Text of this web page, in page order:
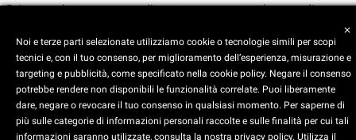
• Reimposta le
cookie
vendita
telecomandi
• Video sorveglianza
Copyright © 2025 CEART | Negozio di elettronica Torino
C.E.A.R.T. Elettronica
close
Noi e terze parti selezionate utilizziamo cookie o tecnologie simili per scopi
tecnici e, con il tuo consenso, per miglioramento dell’esperienza, misurazione e
targeting e pubblicità, come specificato nella cookie policy. Negare il consenso
potrebbe rendere non disponibili le funzionalità correlate. Puoi liberamente
dare, negare o revocare il tuo consenso in qualsiasi momento. Per saperne di
più sulle categorie di informazioni personali raccolte e sulle finalità per cui tali
informazioni saranno utilizzate, consulta la nostra privacy policy. Utilizza il